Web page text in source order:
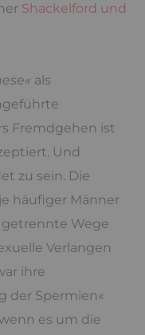
Shackelford und
als
Fremdgehen ist
Und
zu sein. Die
häufiger Männer
Wege
Verlangen
ihre
der Spermien«
es um die